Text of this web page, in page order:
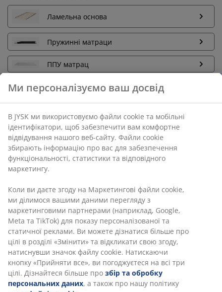
Ламельна основа
Пружинні матраци
ППУ матрац
Без часових обмежень - повертайте в будь-якому
магазині JYSK
Гарантія ціни
30 днів гарантії ціни на всі товари
Різні варіанти доставки
Тканинна оббивка та дерево. Вміщує пружинні та
безпружинні матраци розміром 90х200 см. Без
ламельної основи та матраца. Габаритні розміри:
104х216 см, вис. 101 см
Артикул: 3640354
Ми персоналізуємо ваш досвід
В JYSK ми використовуємо файли cookie та мобільні
ідентифікатори, щоб забезпечити вам комфортне
відвідування нашого веб-сайту. Файли cookie
збирають інформацію про вас для забезпечення
функціональності, статистики та відповідного
маркетингу.
Коли ви даєте згоду на Маркетингові файли cookie,
ми ділимося вашими даними перегляду з
маркетинговими партнерами (наприклад, Google,
Meta та TikTok) для показу персоналізованої та
статичної реклами. Ви можете дізнатися більше про
цілі в розділі «Змінити» та відкликати свою згоду,
натиснувши значок файлу cookie. Натискаючи
кнопку «Прийняти все», ви погоджуєтеся на всі три
цілі. Дізнайтеся більше про збір та обробку
персональних даних, а також про нашу політику